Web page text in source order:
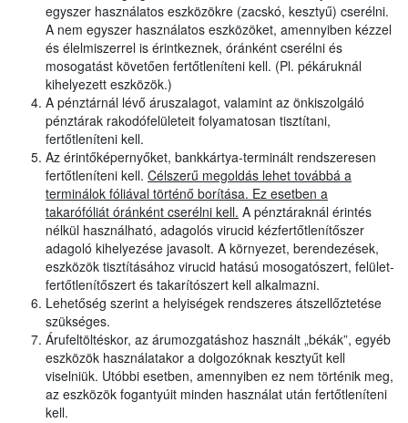
egyszer használatos eszközökre (zacskó, kesztyű) cserélni.
A nem egyszer használatos eszközöket, amennyiben kézzel
és élelmiszerrel is érintkeznek, óránként cserélni és
mosogatást követően fertőtleníteni kell. (Pl. pékáruknál
kihelyezett eszközök.)
A pénztárnál lévő áruszalagot, valamint az önkiszolgáló
pénztárak rakodófelületeit folyamatosan tisztítani,
fertőtleníteni kell.
Az érintőképernyőket, bankkártya-terminált rendszeresen
fertőtleníteni kell. Célszerű megoldás lehet továbbá a
terminálok fóliával történő borítása. Ez esetben a
takarófóliát óránként cserélni kell. A pénztáraknál érintés
nélkül használható, adagolós virucid kézfertőtlenítőszer
adagoló kihelyezése javasolt. A környezet, berendezések,
eszközök tisztításához virucid hatású mosogatószert, felület-
fertőtlenítőszert és takarítószert kell alkalmazni.
Lehetőség szerint a helyiségek rendszeres átszellőztetése
szükséges.
Árufeltöltéskor, az árumozgatáshoz használt „békák”, egyéb
eszközök használatakor a dolgozóknak kesztyűt kell
viselniük. Utóbbi esetben, amennyiben ez nem történik meg,
az eszközök fogantyúit minden használat után fertőtleníteni
kell.